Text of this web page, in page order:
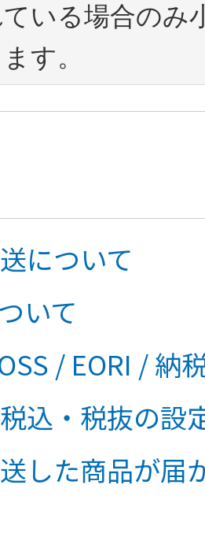
いる場合のみ
について
いて
/ EORI / 納
込・税抜の設
した商品が届